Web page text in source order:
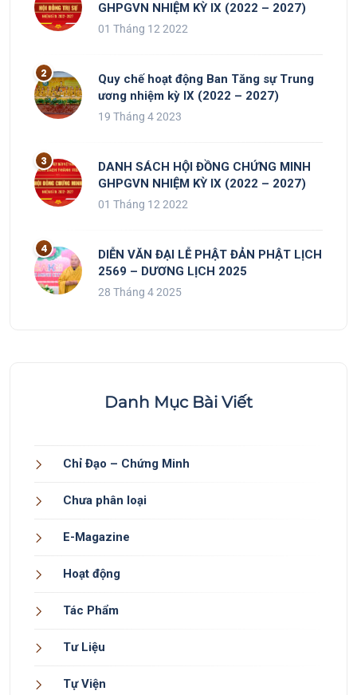
GHPGVN NHIỆM KỲ IX (2022 – 2027)
01 Tháng 12 2022
Quy chế hoạt động Ban Tăng sự Trung
ương nhiệm kỳ IX (2022 – 2027)
19 Tháng 4 2023
DANH SÁCH HỘI ĐỒNG CHỨNG MINH
GHPGVN NHIỆM KỲ IX (2022 – 2027)
01 Tháng 12 2022
DIỄN VĂN ĐẠI LỄ PHẬT ĐẢN PHẬT LỊCH
2569 – DƯƠNG LỊCH 2025
28 Tháng 4 2025
Danh Mục Bài Viết
Chỉ Đạo – Chứng Minh
Chưa phân loại
E-Magazine
Hoạt động
Tác Phẩm
Tư Liệu
Tự Viện